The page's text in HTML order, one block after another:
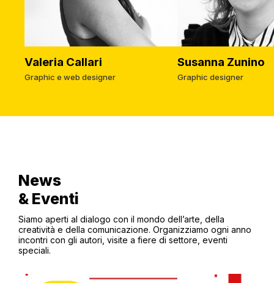
Valeria Callari
Graphic e web designer
Susanna Zunino
Graphic designer
News
& Eventi
Siamo aperti al dialogo con il mondo dell’arte, della
creatività e della comunicazione. Organizziamo ogni anno
incontri con gli autori, visite a fiere di settore, eventi
speciali.